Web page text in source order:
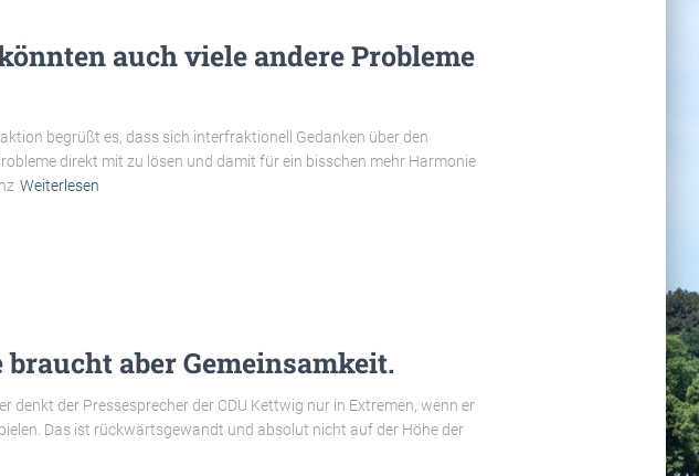
auch viele andere Probleme
begrüßt es, dass sich interfraktionell Gedanken über den
direkt mit zu lösen und damit für ein bisschen mehr Harmonie
Weiterlesen
aber Gemeinsamkeit.
denkt der Pressesprecher der CDU Kettwig nur in Extremen, wenn er
Das ist rückwärtsgewandt und absolut nicht auf der Höhe der